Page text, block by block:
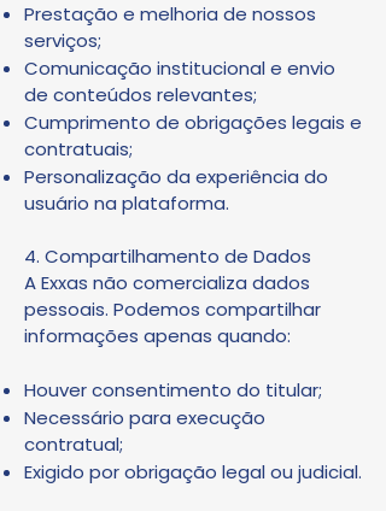
Prestação e melhoria de nossos
serviços;
Comunicação institucional e envio
de conteúdos relevantes;
Cumprimento de obrigações legais e
contratuais;
Personalização da experiência do
usuário na plataforma.
4. Compartilhamento de Dados
A Exxas não comercializa dados
pessoais. Podemos compartilhar
informações apenas quando:
Houver consentimento do titular;
Necessário para execução
contratual;
Exigido por obrigação legal ou judicial.